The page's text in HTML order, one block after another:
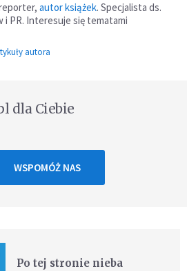
autor książek. Specjalista ds.
i PR. Interesuje się tematami
autora
dla Ciebie
WSPOMÓŻ NAS
Po tej stronie nieba